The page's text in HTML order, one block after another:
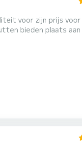
voor zijn prijs voor